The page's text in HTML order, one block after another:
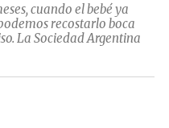
cuando el bebé ya
recostarlo boca
La Sociedad Argentina